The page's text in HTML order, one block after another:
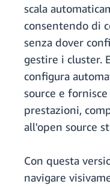
scala
consentendo di
senza dover
gestire i cluster.
configura
source e
prestazioni,
all'open source
Con questa
navigare